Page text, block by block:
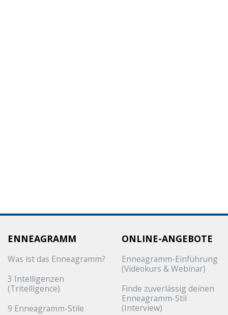
ENNEAGRAMM
Was ist das Enneagramm?
3 Intelligenzen
(Tritelligence)
9 Enneagramm-Stile
ONLINE-ANGEBOTE
Enneagramm-Einführung
(Videokurs & Webinar)
Finde zuverlässig deinen
Enneagramm-Stil
(Interview)